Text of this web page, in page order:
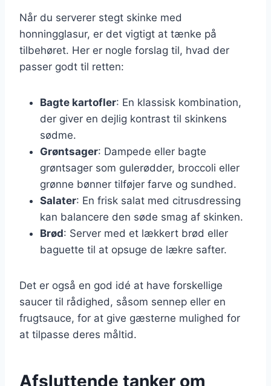
Når du serverer stegt skinke med
honningglasur, er det vigtigt at tænke på
tilbehøret. Her er nogle forslag til, hvad der
passer godt til retten:
Bagte kartofler: En klassisk kombination,
der giver en dejlig kontrast til skinkens
sødme.
Grøntsager: Dampede eller bagte
grøntsager som gulerødder, broccoli eller
grønne bønner tilføjer farve og sundhed.
Salater: En frisk salat med citrusdressing
kan balancere den søde smag af skinken.
Brød: Server med et lækkert brød eller
baguette til at opsuge de lækre safter.
Det er også en god idé at have forskellige
saucer til rådighed, såsom sennep eller en
frugtsauce, for at give gæsterne mulighed for
at tilpasse deres måltid.
Afsluttende tanker om